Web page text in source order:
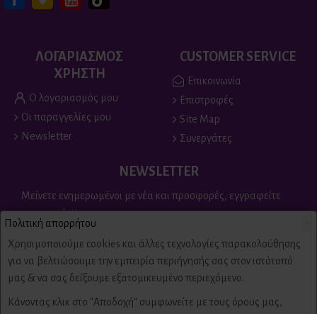
ΛΟΓΑΡΙΑΣΜΟΣ
ΧΡΗΣΤΗ
Ο λογαριασμός μου
Οι παραγγελίες μου
Newsletter
CUSTOMER SERVICE
Επικοινωνία
Επιστροφές
Site Map
Συνεργάτες
NEWSLETTER
Μείνετε ενημερωμένοι με νέα και προσφορές, εγγραφείτε
στο newsletter
Send
Πολιτική απορρήτου & όροι χρήσης
Πολιτική απορρήτου
Χρησιμοποιούμε cookies και άλλες τεχνολογίες παρακολούθησης
για να βελτιώσουμε την εμπειρία περιήγησής σας στον ιστότοπό
μας & να σας δείξουμε εξατομικευμένο περιεχόμενο.
Κάνοντας κλικ στο "Αποδοχή" συμφωνείτε με τους όρους μας,